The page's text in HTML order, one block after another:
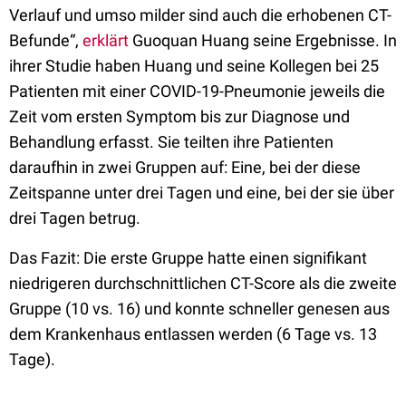
Verlauf und umso milder sind auch die erhobenen CT-
Befunde“, erklärt Guoquan Huang seine Ergebnisse. In
ihrer Studie haben Huang und seine Kollegen bei 25
Patienten mit einer COVID-19-Pneumonie jeweils die
Zeit vom ersten Symptom bis zur Diagnose und
Behandlung erfasst. Sie teilten ihre Patienten
daraufhin in zwei Gruppen auf: Eine, bei der diese
Zeitspanne unter drei Tagen und eine, bei der sie über
drei Tagen betrug.
Das Fazit: Die erste Gruppe hatte einen signifikant
niedrigeren durchschnittlichen CT-Score als die zweite
Gruppe (10 vs. 16) und konnte schneller genesen aus
dem Krankenhaus entlassen werden (6 Tage vs. 13
Tage).